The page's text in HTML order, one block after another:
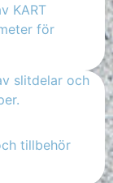
KART
för
tillbehör